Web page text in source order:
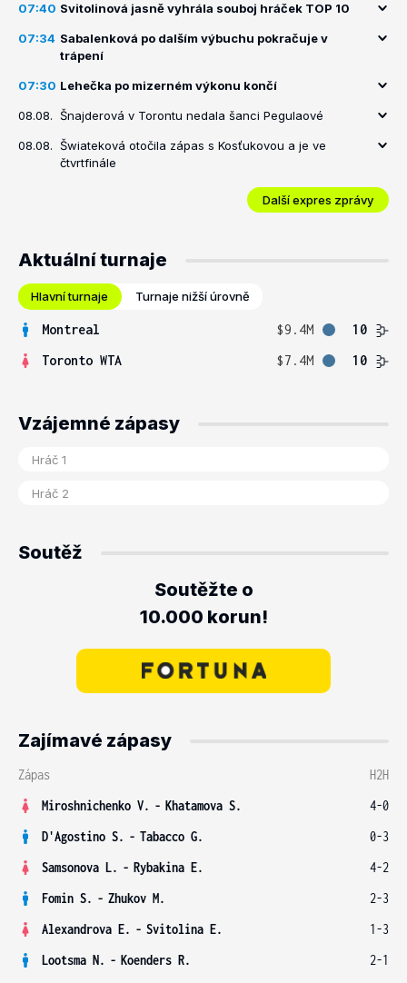
07:40 Svitolinová jasně vyhrála souboj hráček TOP 10
07:34 Sabalenková po dalším výbuchu pokračuje v
trápení
07:30 Lehečka po mizerném výkonu končí
08.08. Šnajderová v Torontu nedala šanci Pegulaové
08.08. Šwiateková otočila zápas s Kosťukovou a je ve
čtvrtfinále
Další expres zprávy
Aktuální turnaje
Hlavní turnaje Turnaje nižší úrovně
Montreal $9.4M
10
Toronto WTA
$7.4M 10
Vzájemné zápasy
Soutěž
Soutěžte o
10.000 korun!
Zajímavé zápasy
Zápas
H2H
Miroshnichenko V. - Khatamova S.
4-0
D'Agostino S. - Tabacco G.
0-3
Samsonova L. - Rybakina E.
4-2
Fomin S. - Zhukov M.
2-3
Alexandrova E. - Svitolina E.
1-3
Lootsma N. - Koenders R. 2-1